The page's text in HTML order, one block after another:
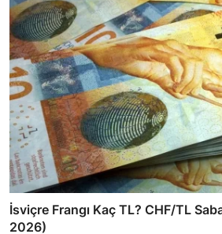
İsviçre Frangı Kaç TL? CHF/TL
2026)